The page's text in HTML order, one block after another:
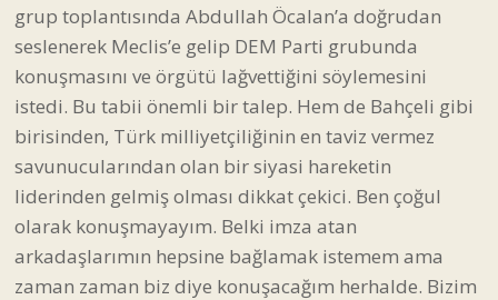
grup toplantısında Abdullah Öcalan’a doğrudan
seslenerek Meclis’e gelip DEM Parti grubunda
konuşmasını ve örgütü lağvettiğini söylemesini
istedi. Bu tabii önemli bir talep. Hem de Bahçeli gibi
birisinden, Türk milliyetçiliğinin en taviz vermez
savunucularından olan bir siyasi hareketin
liderinden gelmiş olması dikkat çekici. Ben çoğul
olarak konuşmayayım. Belki imza atan
arkadaşlarımın hepsine bağlamak istemem ama
zaman zaman biz diye konuşacağım herhalde. Bizim